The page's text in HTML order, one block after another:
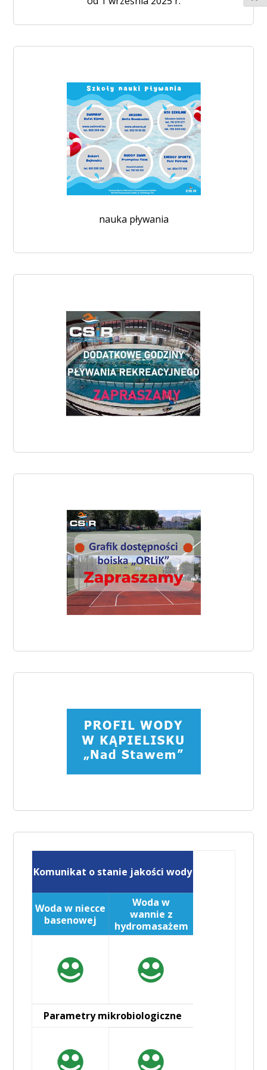
nauka pływania
Komunikat o stanie jakości wody
Woda w niecce
basenowej
Woda w
wannie z
hydromasażem
Parametry mikrobiologiczne